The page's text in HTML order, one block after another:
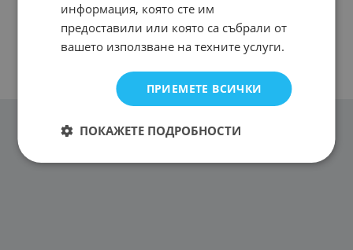
информация, която сте им
предоставили или която са събрали от
вашето използване на техните услуги.
ПРИЕМЕТЕ ВСИЧКИ
ПОКАЖЕТЕ ПОДРОБНОСТИ